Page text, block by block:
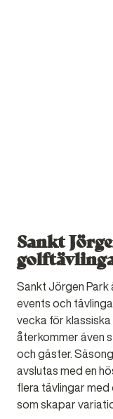
Sankt
Sankt Jörgen Park
events och
vecka för
återkommer även
och gäster.
avslutas med en
flera tävlingar
som skapar